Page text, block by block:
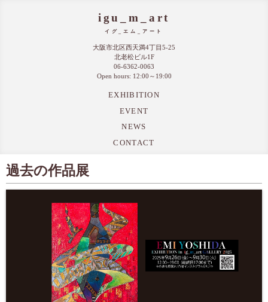
igu_m_art
イグ_エム_アート
大阪市北区西天満4丁目5-25
北老松ビル1F
06-6362-0063
Open hours: 12:00～19:00
EXHIBITION
EVENT
NEWS
CONTACT
過去の作品展